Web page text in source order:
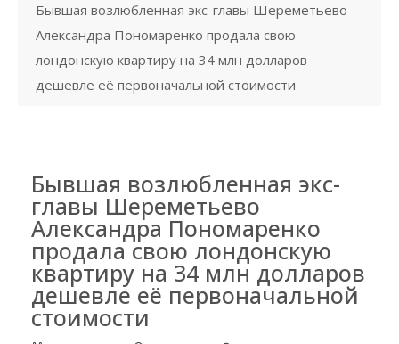
Бывшая возлюбленная экс-главы Шереметьево
Александра Пономаренко продала свою
лондонскую квартиру на 34 млн долларов
дешевле её первоначальной стоимости
Бывшая возлюбленная экс-
главы Шереметьево
Александра Пономаренко
продала свою лондонскую
квартиру на 34 млн долларов
дешевле её первоначальной
стоимости